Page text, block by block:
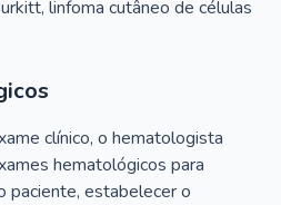
linfoma cutâneo de células
clínico, o hematologista
hematológicos para
paciente, estabelecer o